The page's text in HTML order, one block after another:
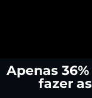
Apenas
fazer